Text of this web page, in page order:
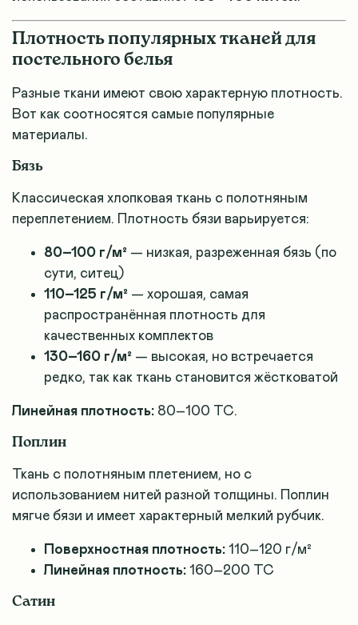
Плотность популярных тканей для
постельного белья
Разные ткани имеют свою характерную плотность.
Вот как соотносятся самые популярные
материалы.
Бязь
Классическая хлопковая ткань с полотняным
переплетением. Плотность бязи варьируется:
80–100 г/м² — низкая, разреженная бязь (по
сути, ситец)
110–125 г/м² — хорошая, самая
распространённая плотность для
качественных комплектов
130–160 г/м² — высокая, но встречается
редко, так как ткань становится жёстковатой
Линейная плотность: 80–100 TC.
Поплин
Ткань с полотняным плетением, но с
использованием нитей разной толщины. Поплин
мягче бязи и имеет характерный мелкий рубчик.
Поверхностная плотность: 110–120 г/м²
Линейная плотность: 160–200 TC
Сатин